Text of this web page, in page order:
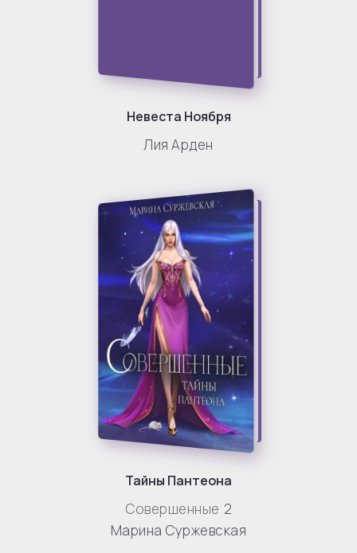
Невеста Ноября
Лия Арден
Тайны Пантеона
Совершенные 2
Марина Суржевская